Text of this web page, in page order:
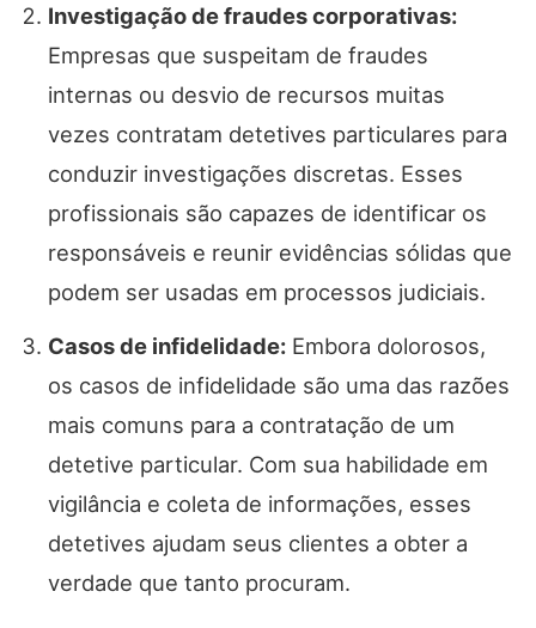
Investigação de fraudes corporativas:
Empresas que suspeitam de fraudes
internas ou desvio de recursos muitas
vezes contratam detetives particulares para
conduzir investigações discretas. Esses
profissionais são capazes de identificar os
responsáveis e reunir evidências sólidas que
podem ser usadas em processos judiciais.
Casos de infidelidade: Embora dolorosos,
os casos de infidelidade são uma das razões
mais comuns para a contratação de um
detetive particular. Com sua habilidade em
vigilância e coleta de informações, esses
detetives ajudam seus clientes a obter a
verdade que tanto procuram.